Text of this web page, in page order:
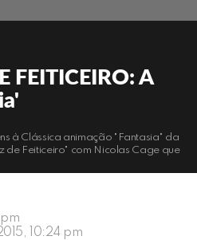
FEITICEIRO: A
à Clássica animação "Fantasia" da
de Feiticeiro" com Nicolas Cage que
pm
10:24 pm